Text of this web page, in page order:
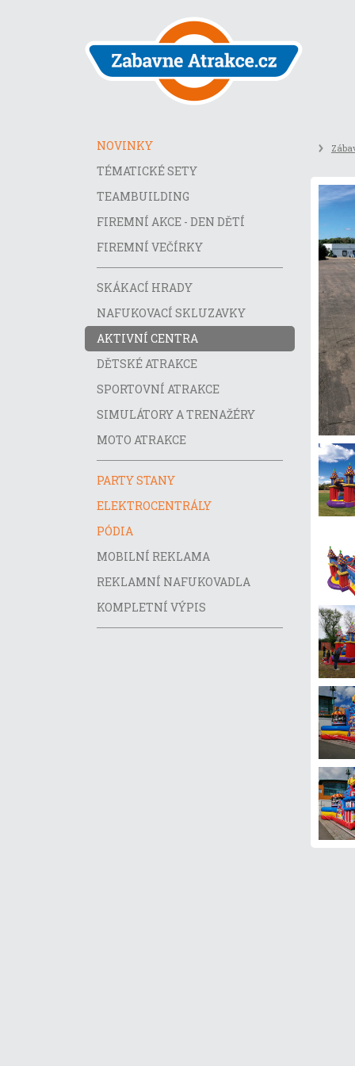
NOVINKY
TÉMATICKÉ SETY
TEAMBUILDING
FIREMNÍ AKCE - DEN DĚTÍ
FIREMNÍ VEČÍRKY
SKÁKACÍ HRADY
NAFUKOVACÍ SKLUZAVKY
AKTIVNÍ CENTRA
DĚTSKÉ ATRAKCE
SPORTOVNÍ ATRAKCE
SIMULÁTORY A TRENAŽÉRY
MOTO ATRAKCE
PARTY STANY
ELEKTROCENTRÁLY
PÓDIA
MOBILNÍ REKLAMA
REKLAMNÍ NAFUKOVADLA
KOMPLETNÍ VÝPIS